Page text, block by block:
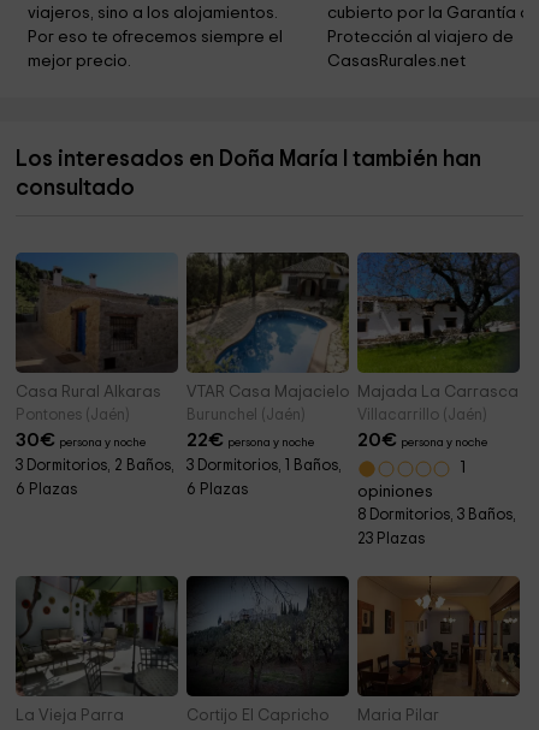
Cementerio Municipal
Museo 17,2 km
La Iruela 17,4 km
viajeros, sino a los alojamientos.
Por eso te ofrecemos siempre el
mejor precio.
cubierto por la Garantía
Protección al viajero de
CasasRurales.net
Los interesados en Doña María I también han
consultado
Casa Rural Alkaras
Pontones (Jaén)
30€ persona y noche
3 Dormitorios, 2 Baños,
6 Plazas
VTAR Casa Majacielos
Burunchel (Jaén)
22€ persona y noche
3 Dormitorios, 1 Baños,
6 Plazas
Majada La Carrasca
Villacarrillo (Jaén)
20€ persona y noche
opiniones
8 Dormitorios, 3 Baños,
23 Plazas
La Vieja Parra Cortijo El Capricho Maria Pilar